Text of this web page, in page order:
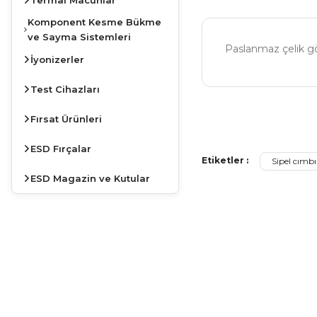
Komponent Kesme Bükme
ve Sayma Sistemleri
İyonizerler
Test Cihazları
Fırsat Ürünleri
ESD Fırçalar
ESD Magazin ve Kutular
Paslanmaz çelik
Ürün resmi
Etiketler : Sipel